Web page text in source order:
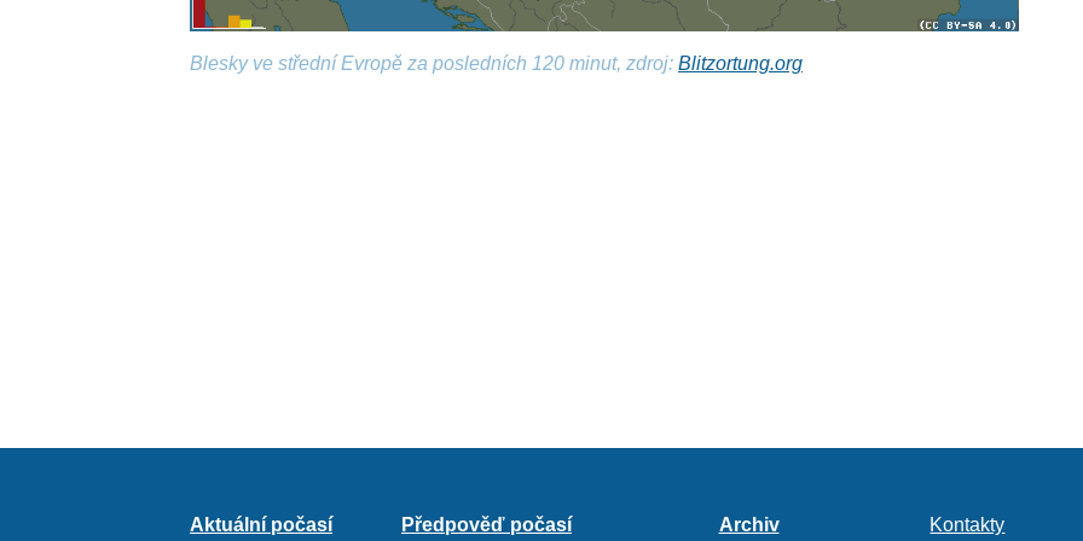
Blesky ve střední Evropě za posledních 120 minut, zdroj:Blitzortung.org
Aktuální počasí Předpověď počasí Archiv Kontakty